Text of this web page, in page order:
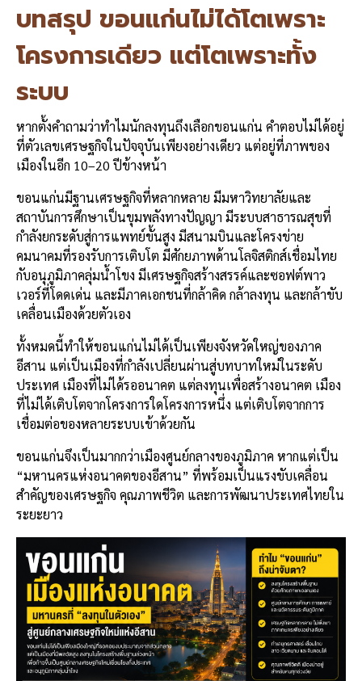
บทสรุป ขอนแก่นไม่ได้โตเพราะ
โครงการเดียว แต่โตเพราะทั้ง
ระบบ
หากตั้งคำถามว่าทำไมนักลงทุนถึงเลือกขอนแก่น คำตอบไม่ได้อยู่
ที่ตัวเลขเศรษฐกิจในปัจจุบันเพียงอย่างเดียว แต่อยู่ที่ภาพของ
เมืองในอีก 10–20 ปีข้างหน้า
ขอนแก่นมีฐานเศรษฐกิจที่หลากหลาย มีมหาวิทยาลัยและ
สถาบันการศึกษาเป็นขุมพลังทางปัญญา มีระบบสาธารณสุขที่
กำลังยกระดับสู่การแพทย์ขั้นสูง มีสนามบินและโครงข่าย
คมนาคมที่รองรับการเติบโต มีศักยภาพด้านโลจิสติกส์เชื่อมไทย
กับอนุภูมิภาคลุ่มน้ำโขง มีเศรษฐกิจสร้างสรรค์และซอฟต์พาว
เวอร์ที่โดดเด่น และมีภาคเอกชนที่กล้าคิด กล้าลงทุน และกล้าขับ
เคลื่อนเมืองด้วยตัวเอง
ทั้งหมดนี้ทำให้ขอนแก่นไม่ได้เป็นเพียงจังหวัดใหญ่ของภาค
อีสาน แต่เป็นเมืองที่กำลังเปลี่ยนผ่านสู่บทบาทใหม่ในระดับ
ประเทศ เมืองที่ไม่ได้รออนาคต แต่ลงทุนเพื่อสร้างอนาคต เมือง
ที่ไม่ได้เติบโตจากโครงการใดโครงการหนึ่ง แต่เติบโตจากการ
เชื่อมต่อของหลายระบบเข้าด้วยกัน
ขอนแก่นจึงเป็นมากกว่าเมืองศูนย์กลางของภูมิภาค หากแต่เป็น
“มหานครแห่งอนาคตของอีสาน” ที่พร้อมเป็นแรงขับเคลื่อน
สำคัญของเศรษฐกิจ คุณภาพชีวิต และการพัฒนาประเทศไทยใน
ระยะยาว